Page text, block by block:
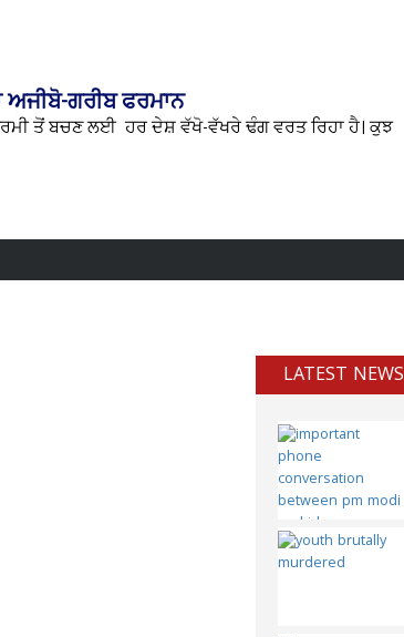
ਗਰੀਬ ਫਰਮਾਨ
ਤੋਂ ਬਚਣ ਲਈ ਹਰ ਦੇਸ਼ ਵੱਖੋ-ਵੱਖਰੇ ਢੰਗ ਵਰਤ ਰਿਹਾ ਹੈ। ਕੁਝ
LATEST NEWS